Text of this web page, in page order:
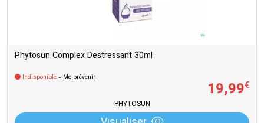
Phytosun Complex Destressant 30ml
Indisponible - Me prévenir
19,99€
PHYTOSUN